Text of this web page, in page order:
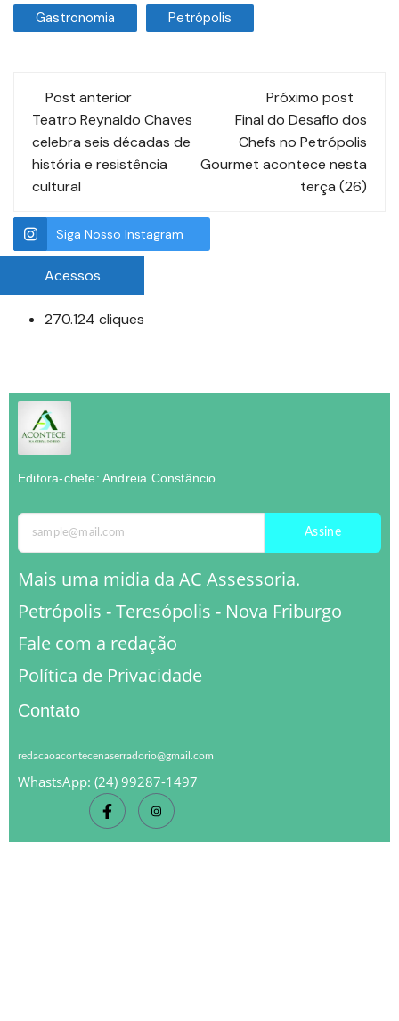
Gastronomia Petrópolis
Post anterior
Teatro Reynaldo Chaves
celebra seis décadas de
história e resistência
cultural
Próximo post
Final do Desafio dos
Chefs no Petrópolis
Gourmet acontece nesta
terça (26)
Siga Nosso Instagram
Acessos
270.124 cliques
Editora-chefe: Andreia Constâncio
Assine
Mais uma midia da AC Assessoria.
Petrópolis - Teresópolis - Nova Friburgo
Fale com a redação
Política de Privacidade
Contato
redacaoacontecenaserradorio@gmail.com
WhastsApp: (24) 99287-1497